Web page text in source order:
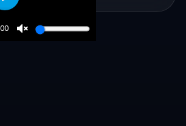
Play